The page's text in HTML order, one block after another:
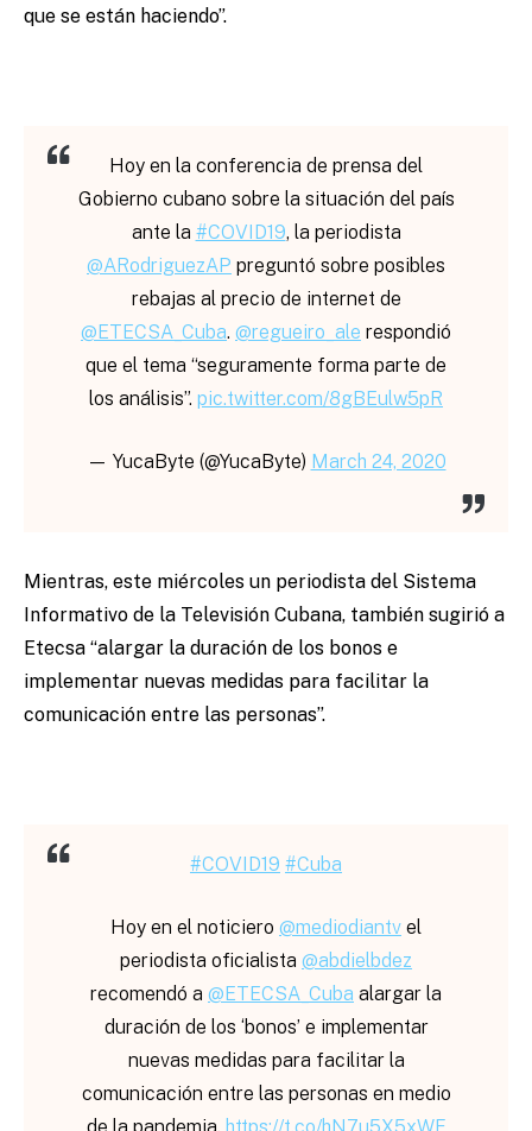
que se están haciendo”.
Hoy en la conferencia de prensa del
Gobierno cubano sobre la situación del país
ante la #COVID19, la periodista
@ARodriguezAP preguntó sobre posibles
rebajas al precio de internet de
@ETECSA_Cuba. @regueiro_ale respondió
que el tema “seguramente forma parte de
los análisis”. pic.twitter.com/8gBEulw5pR
— YucaByte (@YucaByte) March 24, 2020
Mientras, este miércoles un periodista del Sistema
Informativo de la Televisión Cubana, también sugirió a
Etecsa “alargar la duración de los bonos e
implementar nuevas medidas para facilitar la
comunicación entre las personas”.
#COVID19 #Cuba
Hoy en el noticiero @mediodiantv el
periodista oficialista @abdielbdez
recomendó a @ETECSA_Cuba alargar la
duración de los ‘bonos’ e implementar
nuevas medidas para facilitar la
comunicación entre las personas en medio